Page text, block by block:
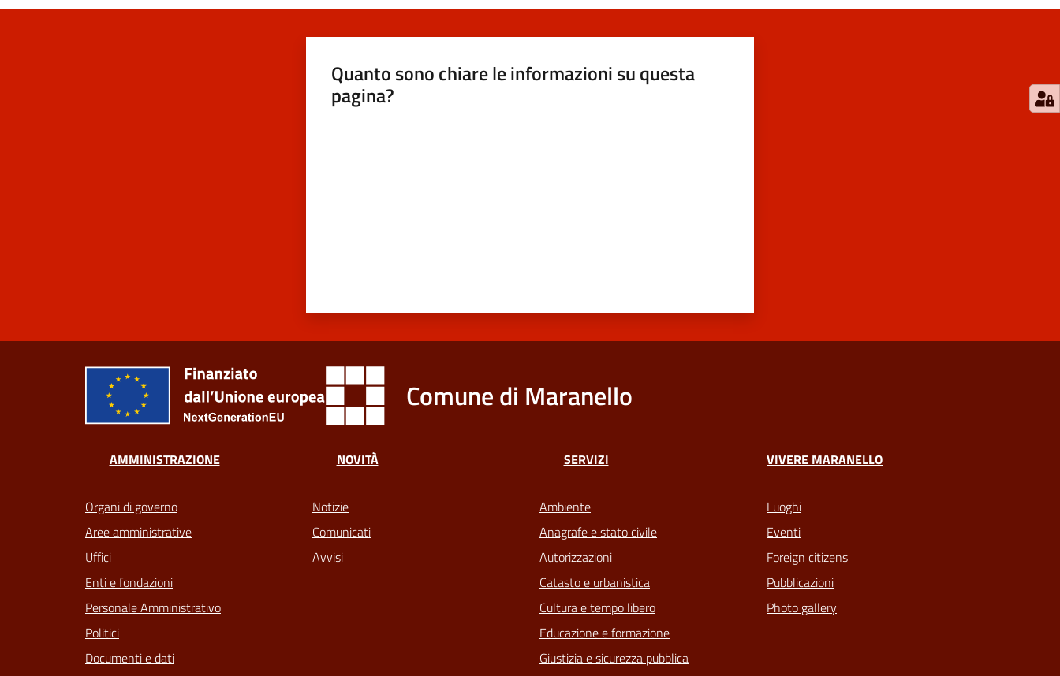
Quanto sono chiare le informazioni su questa
pagina?
Comune di Maranello
AMMINISTRAZIONE
Organi di governo
Aree amministrative
Uffici
Enti e fondazioni
Personale Amministrativo
Politici
Documenti e dati
NOVITÀ
Notizie
Comunicati
Avvisi
SERVIZI
Ambiente
Anagrafe e stato civile
Autorizzazioni
Catasto e urbanistica
Cultura e tempo libero
Educazione e formazione
Giustizia e sicurezza pubblica
VIVERE MARANELLO
Luoghi
Eventi
Foreign citizens
Pubblicazioni
Photo gallery